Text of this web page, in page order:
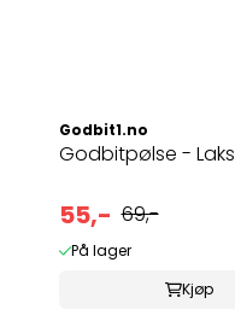
Godbit1.no
Godbitpølse - Laks
55,- 69,-
På lager
Kjøp